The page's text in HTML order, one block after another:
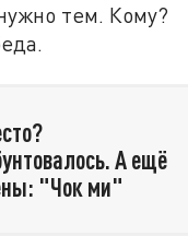
тем. Кому?
А ещё
"Чок ми"